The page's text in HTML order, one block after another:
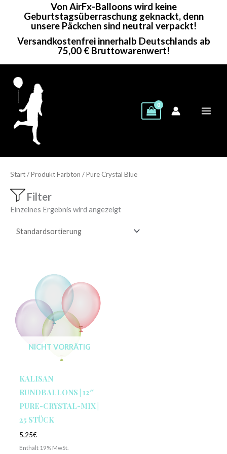
Von AirFx-Balloons wird keine
Geburtstagsüberraschung geknackt, denn
unsere Päckchen sind neutral verpackt!
Versandkostenfrei innerhalb Deutschlands ab
75,00 € Bruttowarenwert!
Start/ Produkt Farbton / Pure Crystal Blue
Filter
Einzelnes Ergebnis wird angezeigt
NICHT VORRÄTIG
KALISAN
RUNDBALLONS | 12″
PURE-CRYSTAL-MIX |
25 STÜCK
5,25€
Enthält 19% MwSt.